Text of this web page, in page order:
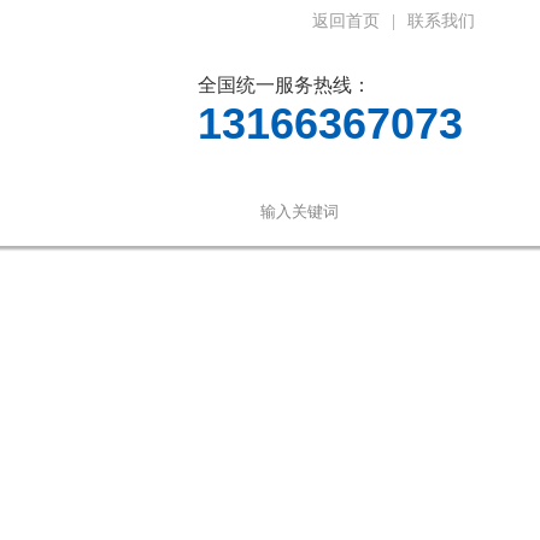
返回首页 联系我们
全国统一服务热线：
13166367073